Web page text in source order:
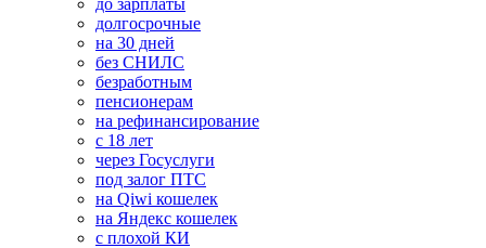
до зарплаты
долгосрочные
на 30 дней
без СНИЛС
безработным
пенсионерам
на рефинансирование
с 18 лет
через Госуслуги
под залог ПТС
на Qiwi кошелек
на Яндекс кошелек
с плохой КИ